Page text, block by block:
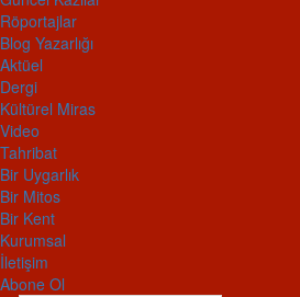
Röportajlar
Blog Yazarlığı
Aktüel
Dergi
Kültürel Miras
Video
Tahribat
Bir Uygarlık
Bir Mitos
Bir Kent
Kurumsal
İletişim
Abone Ol